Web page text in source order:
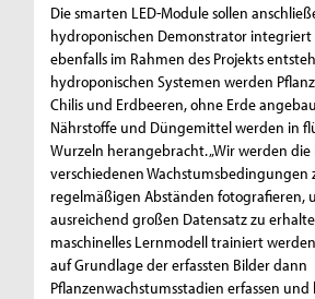
Die smarten LED-Module sollen
hydroponischen Demonstrator
ebenfalls im Rahmen des Projekts
hydroponischen Systemen werden
Chilis und Erdbeeren, ohne Erde
Nährstoffe und Düngemittel werden in
Wurzeln herangebracht. „Wir werden
verschiedenen Wachstumsbedingungen
regelmäßigen Abständen fotografieren,
ausreichend großen Datensatz zu
maschinelles Lernmodell trainiert
auf Grundlage der erfassten Bilder dann
Pflanzenwachstumsstadien erfassen und